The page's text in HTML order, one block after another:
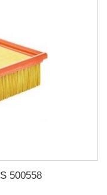
500558